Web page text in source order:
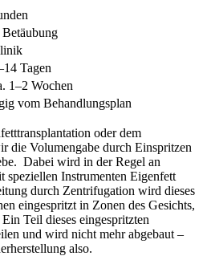
Tagen
1–2 Wochen
vom Behandlungsplan
oder dem
die Volumengabe durch Einspritzen
Dabei wird in der Regel an
speziellen Instrumenten Eigenfett
durch Zentrifugation wird dieses
eingespritzt in Zonen des Gesichts,
Teil dieses eingespritzten
und wird nicht mehr abgebaut –
also.